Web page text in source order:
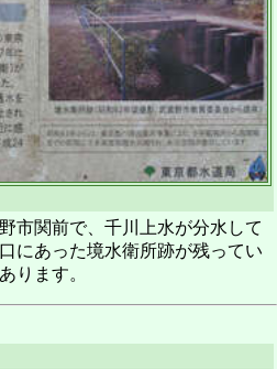
市関前で、千川上水が分水して
にあった境水衛所跡が残ってい
ります。